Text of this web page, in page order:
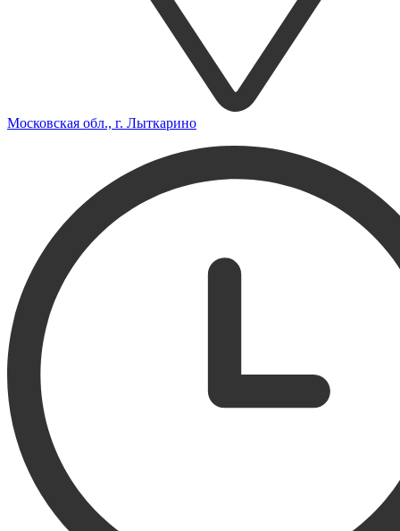
Московская обл., г. Лыткарино